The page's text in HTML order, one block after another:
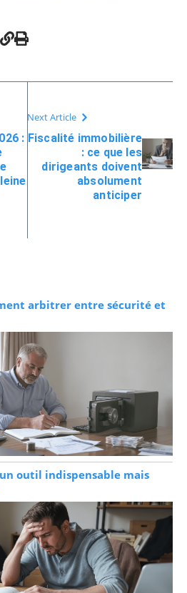
:
Next Article
Fiscalité immobilière
: ce que les
dirigeants doivent
absolument
anticiper
arbitrer entre sécurité et
outil indispensable mais